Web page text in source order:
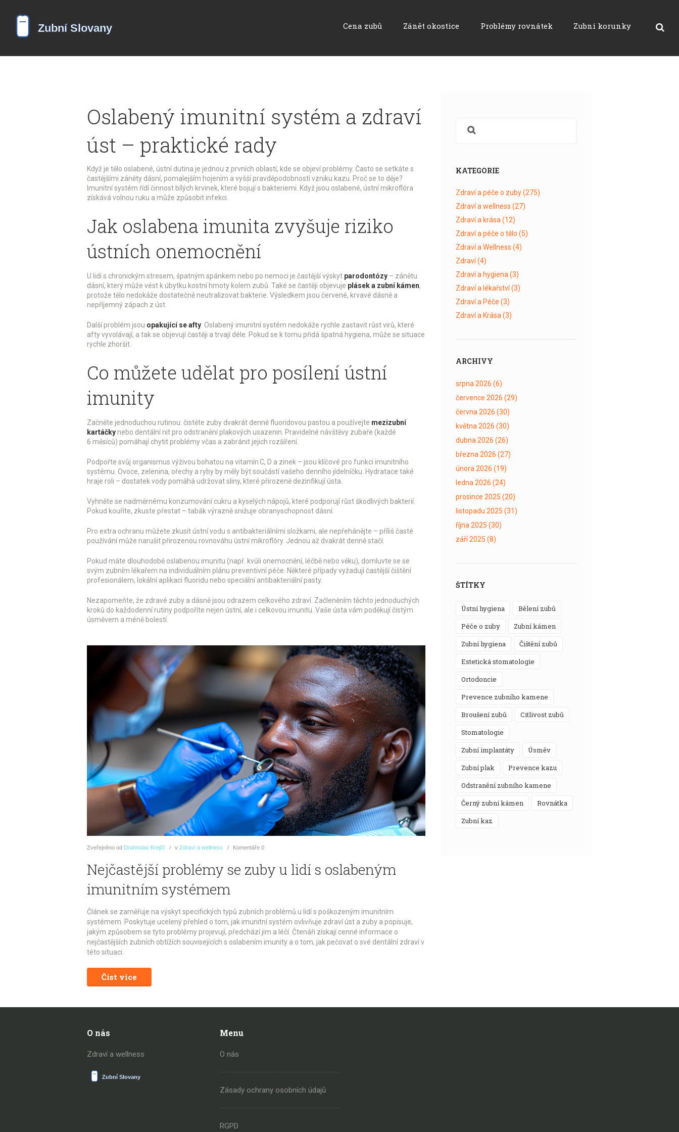
Cena zubů Zánět okostice Problémy rovnátek Zubní korunky
Oslabený imunitní systém a zdraví
úst – praktické rady
Když je tělo oslabené, ústní dutina je jednou z prvních oblastí, kde se objeví problémy. Často se setkáte s
častějšími záněty dásní, pomalejším hojením a vyšší pravděpodobností vzniku kazu. Proč se to děje?
Imunitní systém řídí činnost bílých krvinek, které bojují s bakteriemi. Když jsou oslabené, ústní mikroflóra
získává volnou ruku a může způsobit infekci.
Jak oslabena imunita zvyšuje riziko
ústních onemocnění
U lidí s chronickým stresem, špatným spánkem nebo po nemoci je častější výskyt parodontózy – zánětu
dásní, který může vést k úbytku kostní hmoty kolem zubů. Také se častěji objevuje plásek a zubní kámen,
protože tělo nedokáže dostatečně neutralizovat bakterie. Výsledkem jsou červené, krvavé dásně a
nepříjemný zápach z úst.
Další problém jsou opakující se afty . Oslabený imunitní systém nedokáže rychle zastavit růst virů, které
afty vyvolávají, a tak se objevují častěji a trvají déle. Pokud se k tomu přidá špatná hygiena, může se situace
rychle zhoršit.
Co můžete udělat pro posílení ústní
imunity
Začněte jednoduchou rutinou: čistěte zuby dvakrát denně fluoridovou pastou a používejte mezizubní
kartáčkynebo dentální nit pro odstranění plakových usazenin. Pravidelné návštěvy zubaře (každé
6 měsíců) pomáhají chytit problémy včas a zabránit jejich rozšíření.
Podpořte svůj organismus výživou bohatou na vitamín C, D a zinek – jsou klíčové pro funkci imunitního
systému. Ovoce, zelenina, ořechy a ryby by měly být součástí vašeho denního jídelníčku. Hydratace také
hraje roli – dostatek vody pomáhá udržovat sliny, které přirozeně dezinfikují ústa.
Vyhněte se nadměrnému konzumování cukru a kyselých nápojů, které podporují růst škodlivých bakterií.
Pokud kouříte, zkuste přestat – tabák výrazně snižuje obranyschopnost dásní.
Pro extra ochranu můžete zkusit ústní vodu s antibakteriálními složkami, ale nepřehánějte – příliš časté
používání může narušit přirozenou rovnováhu ústní mikroflóry. Jednou až dvakrát denně stačí.
Pokud máte dlouhodobě oslabenou imunitu (např. kvůli onemocnění, léčbě nebo věku), domluvte se se
svým zubním lékařem na individuálním plánu preventivní péče. Některé případy vyžadují častější čištění
profesionálem, lokální aplikaci fluoridu nebo speciální antibakteriální pasty.
Nezapomeňte, že zdravé zuby a dásně jsou odrazem celkového zdraví. Začleněním těchto jednoduchých
kroků do každodenní rutiny podpoříte nejen ústní, ale i celkovou imunitu. Vaše ústa vám poděkují čistým
úsměvem a méně bolestí.
Zveřejněno od Drahoslav Krejčí v Zdraví a wellness Komentáře 0
Nejčastější problémy se zuby u lidí s oslabeným
imunitním systémem
Článek se zaměřuje na výskyt specifických typů zubních problémů u lidí s poškozeným imunitním
systémem. Poskytuje ucelený přehled o tom, jak imunitní systém ovlivňuje zdraví úst a zuby a popisuje,
jakým způsobem se tyto problémy projevují, předchází jim a léčí. Čtenáři získají cenné informace o
nejčastějších zubních obtížích souvisejících s oslabením imunity a o tom, jak pečovat o své dentální zdraví v
této situaci.
Číst více
KATEGORIE
Zdraví a péče o zuby(275)
Zdraví a wellness (27)
Zdraví a krása (12)
Zdraví a péče o tělo (5)
Zdraví a Wellness (4)
Zdraví(4)
Zdraví a hygiena (3)
Zdraví a lékařství(3)
Zdraví a Péče (3)
Zdraví a Krása (3)
ARCHIVY
srpna 2026 (6)
července 2026 (29)
června 2026 (30)
května 2026 (30)
dubna 2026 (26)
března 2026 (27)
února 2026 (19)
ledna 2026 (24)
prosince 2025 (20)
listopadu 2025 (31)
října 2025 (30)
září 2025 (8)
ŠTÍTKY
ústní hygiena
bělení zubů
péče o zuby
zubní kámen
zubní hygiena
čištění zubů
estetická stomatologie
ortodoncie
prevence zubního kamene
broušení zubů
citlivost zubů
stomatologie
zubní implantáty
úsměv
zubní plak
prevence kazu
odstranění zubního kamene
černý zubní kámen
rovnátka
zubní kaz
O nás
Zdraví a wellness
Menu
O nás
Zásady ochrany osobních údajů
RGPD